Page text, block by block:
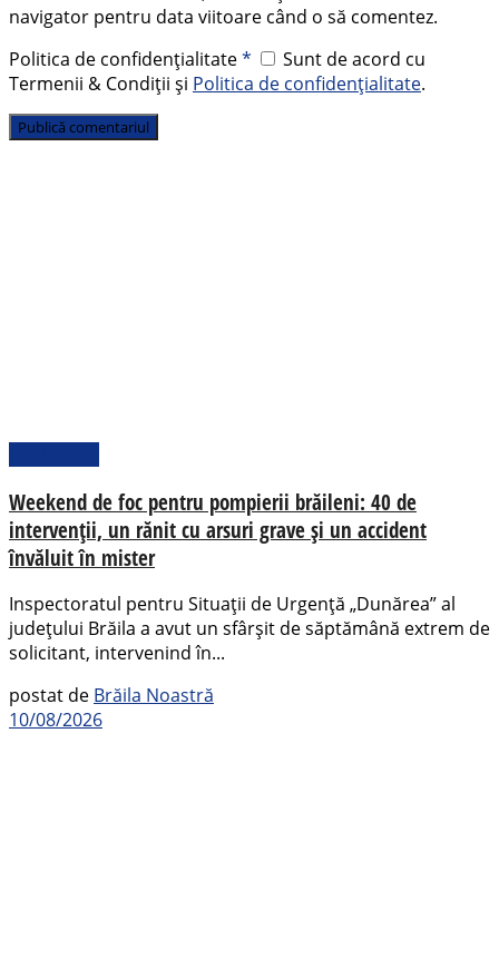
navigator pentru data viitoare când o să comentez.
Politica de confidențialitate*
Sunt de acord cu
Termenii & Condiții și Politica de confidențialitate.
Weekend de foc pentru pompierii brăileni: 40 de
intervenții, un rănit cu arsuri grave și un accident
învăluit în mister
Inspectoratul pentru Situații de Urgență „Dunărea” al
județului Brăila a avut un sfârșit de săptămână extrem de
solicitant, intervenind în...
postat de Brăila Noastră
10/08/2026